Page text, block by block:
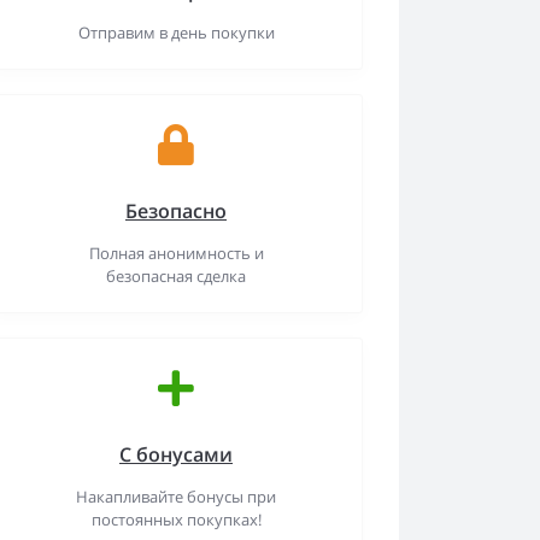
Отправим в день покупки
Безопасно
Полная анонимность и
безопасная сделка
С бонусами
Накапливайте бонусы при
постоянных покупках!